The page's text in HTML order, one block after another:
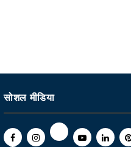
सोशल मीडिया